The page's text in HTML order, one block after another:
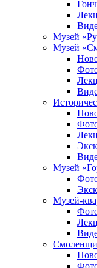
Музей
Музей
Музей
Музей-